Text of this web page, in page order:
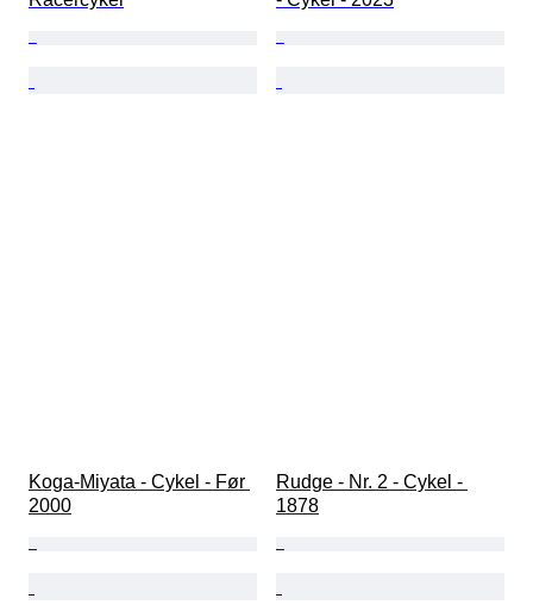
Koga-Miyata - Cykel - Før
2000
Rudge - Nr. 2 - Cykel -
1878